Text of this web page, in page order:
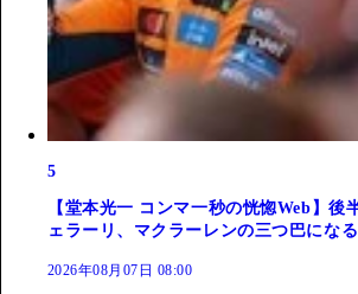
5
【堂本光一 コンマ一秒の恍惚Web】後
ェラーリ、マクラーレンの三つ巴にな
2026年08月07日 08:00